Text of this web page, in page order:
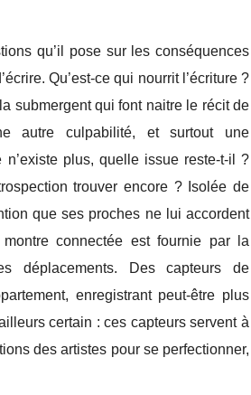
qu’il pose sur les conséquences
Qu’est-ce qui nourrit l’écriture ?
submergent qui font naitre le récit de
autre culpabilité, et surtout une
plus, quelle issue reste-t-il ?
trouver encore ? Isolée de
que ses proches ne lui accordent
montre connectée est fournie par la
déplacements. Des capteurs de
enregistrant peut-être plus
certain : ces capteurs servent à
des artistes pour se perfectionner,